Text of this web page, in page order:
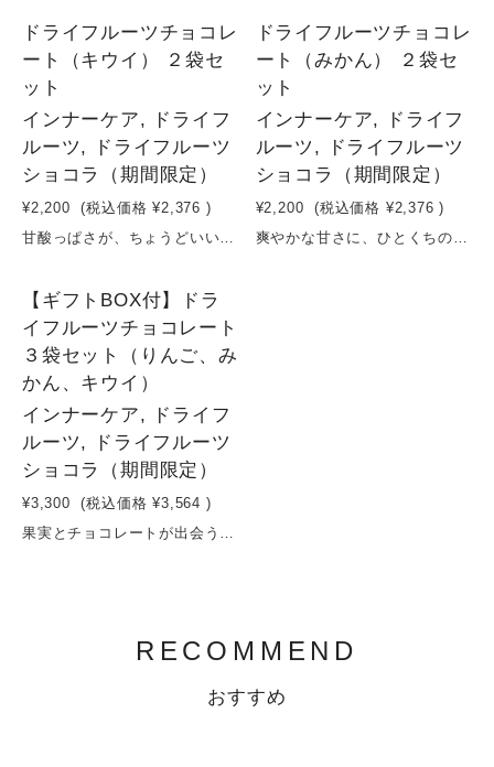
ドライフルーツチョコレ
ート（キウイ） ２袋セ
ット
インナーケア, ドライフ
ルーツ, ドライフルーツ
ショコラ（期間限定）
¥2,200 (税込価格 ¥2,376 )
甘酸っぱさが、ちょうどいい贅沢。キウイ×チョコ。ドライキウイにチョコレートをコーティングした、フルーツの魅力を活かしたドライフルーツチョコレートです。キウイは砂糖不使用で仕上げ、果実本来の爽やかな酸味とやさしい甘み、フレッシュな香りを凝縮。そこにチョコレートのコクを重ねることで、甘さと酸味が絶妙に調和した味わいに仕上げました。軽やかで後味がすっきりしているため、甘いものが苦手な方でも楽しみやすいのが特徴です。そのままはもちろん、コーヒーや紅茶と合わせて、心地よいリラックスタイムに。“おいしく整う甘さ”。日常に取り入れたい新しいスイーツです。原材料：有機カカオマス、有機カカオバター、有機ヒマワリレシチン、りんご＊時期により、変更させていただく場合がございます。容量：30g×２袋賞味期限：製造日から６ヶ月
ドライフルーツチョコレ
ート（みかん） ２袋セ
ット
インナーケア, ドライフ
ルーツ, ドライフルーツ
ショコラ（期間限定）
¥2,200 (税込価格 ¥2,376 )
爽やかな甘さに、ひとくちのご褒美。みかん×チョコ。ドライみかんにチョコレートをコーティングした、フルーツの魅力を活かしたドライフルーツチョコレートです。みかんは砂糖不使用で仕上げ、果実本来のやさしい甘みとほどよい酸味、爽やかな香りを凝縮。そこにチョコレートのコクを重ねることで、甘すぎず軽やかな味わいに仕上げました。柑橘ならではのフレッシュ感とチョコのリッチさが調和し、つい手が伸びる美味しさです。そのままはもちろん、コーヒーや紅茶との相性も抜群。“すっきり楽しむチョコ習慣”。毎日のご褒美にぴったりです。原材料：有機カカオマス、有機カカオバター、有機ヒマワリレシチン、みかん＊時期により、変更させていただく場合がございます。容量：30g×２袋賞味期限：製造日から６ヶ月
【ギフトBOX付】ドラ
イフルーツチョコレート
３袋セット（りんご、み
かん、キウイ）
インナーケア, ドライフ
ルーツ, ドライフルーツ
ショコラ（期間限定）
¥3,300 (税込価格 ¥3,564 )
果実とチョコレートが出会う、贅沢なひとくち。国産ドライフルーツで楽しむ、大人のチョコレートギフト。果実本来の美味しさと、チョコレートのやさしい口どけ。国産のりんご・みかん・キウイを丁寧にドライフルーツに仕上げ、それぞれをなめらかなチョコレートで包んだ、フルーツルーツこだわりのドライフルーツチョコレート3袋セットです。りんごのやさしい甘み、みかんの爽やかな酸味、キウイのほどよい甘酸っぱさ。それぞれ異なる果実の個性と、チョコレートのコクが絶妙に調和し、一粒ごとに違った味わいをお楽しみいただけます。そのままティータイムのお供としてはもちろん、コーヒーや紅茶、ワインなどとのペアリングにもおすすめ。上質なギフトボックス入りで、大切な方への贈り物や、自分へのご褒美にもぴったりです。原材料：有機カカオマス、有機カカオバター、有機ヒマワリレシチン、りんご、みかん、キウイ＊時期により、変更させていただく場合がございます。容量：30g×3袋賞味期限：製造日から６ヶ月
RECOMMEND
おすすめ